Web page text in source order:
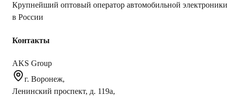
Крупнейший оптовый оператор автомобильной электроники
в России
Контакты
AKS Group
г. Воронеж,
Ленинский проспект, д. 119а,